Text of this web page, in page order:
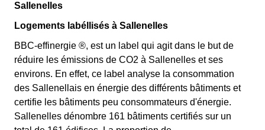
Sallenelles
Logements labéllisés à Sallenelles
BBC-effinergie ®, est un label qui agit dans le but de
réduire les émissions de CO2 à Sallenelles et ses
environs. En effet, ce label analyse la consommation
des Sallenellais en énergie des différents bâtiments et
certifie les bâtiments peu consommateurs d'énergie.
Sallenelles dénombre 161 bâtiments certifiés sur un